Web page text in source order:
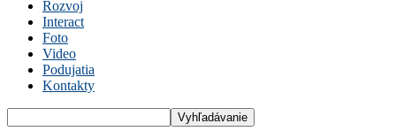
Rozvoj
Interact
Foto
Video
Podujatia
Kontakty